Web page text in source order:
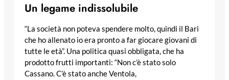
Un legame indissolubile
“La società non poteva spendere molto, quindi il Bari
che ho allenato io era pronto a far giocare giovani di
tutte le età”. Una politica quasi obbligata, che ha
prodotto frutti importanti: “Non c’è stato solo
Cassano. C’è stato anche Ventola,